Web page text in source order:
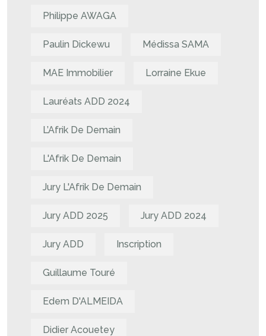
Philippe AWAGA
Paulin Dickewu Médissa SAMA
MAE Immobilier Lorraine Ekue
Lauréats ADD 2024
L’Afrik De Demain
L'Afrik De Demain
Jury L'Afrik De Demain
Jury ADD 2025 Jury ADD 2024
Jury ADD Inscription
Guillaume Touré
Edem D'ALMEIDA
Didier Acouetey